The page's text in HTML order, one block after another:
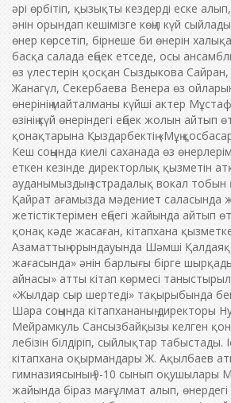
әрі өрбітіп, қызықты кездерді еске
әнін орындап кешімізге көңіл күй
өнер көрсетіп, бірнеше би өнерін
басқа салада еңбек етседе, осы
өз үлестерін қосқан Сыздыкова
Жанагүл, Секербаева Венера өз
өнерінің майталманы күйші актер
өзінің күй өнеріндегі еңбек жолын айтып
қонақтарына Қыздарбектің «Мұң
Кеш соңында киелі саханада өз
еткен кезінде директорлық қызметін
ауданымыздың эстрадалық вокал тобын
Қайрат ағамызда мәдениет саласында
жетістіктерімен еңбегі жайында айтып
қонақ кәде жасаған, кітапхана
Азаматтың орындауында Шәмші
жағасында» әнін барлығы бірге
айнасы» атты кітап көрмесі
«Жылдар сыр шертеді» тақырыбында
Шара соңында кітапхананың директоры
Мейрамкуль Сансызбайқызы келген
лебізін білдіріп, сыйлықтар табыстады.
кітапхана оқырмандары Ж. Ақылбаев
гимназиясының 9-10 сынып оқушылары
жайында біраз мағұлмат алып, өнердегі